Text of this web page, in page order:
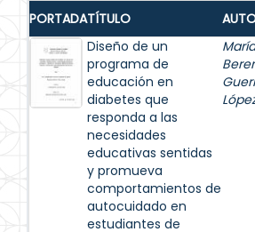
PORTADATÍTULO
Diseño de un
programa de
educación en
diabetes que
responda a las
necesidades
educativas sentidas
y promueva
comportamientos de
autocuidado en
estudiantes de
María